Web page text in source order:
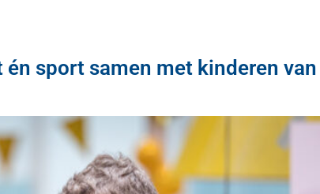
sport samen met kinderen van